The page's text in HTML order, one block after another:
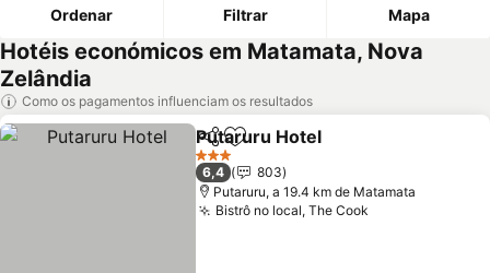
Ordenar Filtrar Mapa
Hotéis económicos em Matamata, Nova
Zelândia
Como os pagamentos influenciam os resultados
PartilharAdicionar aos favoritos
Putaruru Hotel
3 Estrelas
6,4
803
Putaruru, a 19.4 km de Matamata
Bistrô no local, The Cook